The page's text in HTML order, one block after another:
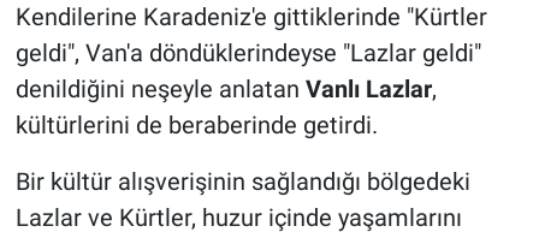
Kendilerine Karadeniz'e gittiklerinde "Kürtler
geldi", Van'a döndüklerindeyse "Lazlar geldi"
denildiğini neşeyle anlatan Vanlı Lazlar,
kültürlerini de beraberinde getirdi.
Bir kültür alışverişinin sağlandığı bölgedeki
Lazlar ve Kürtler, huzur içinde yaşamlarını